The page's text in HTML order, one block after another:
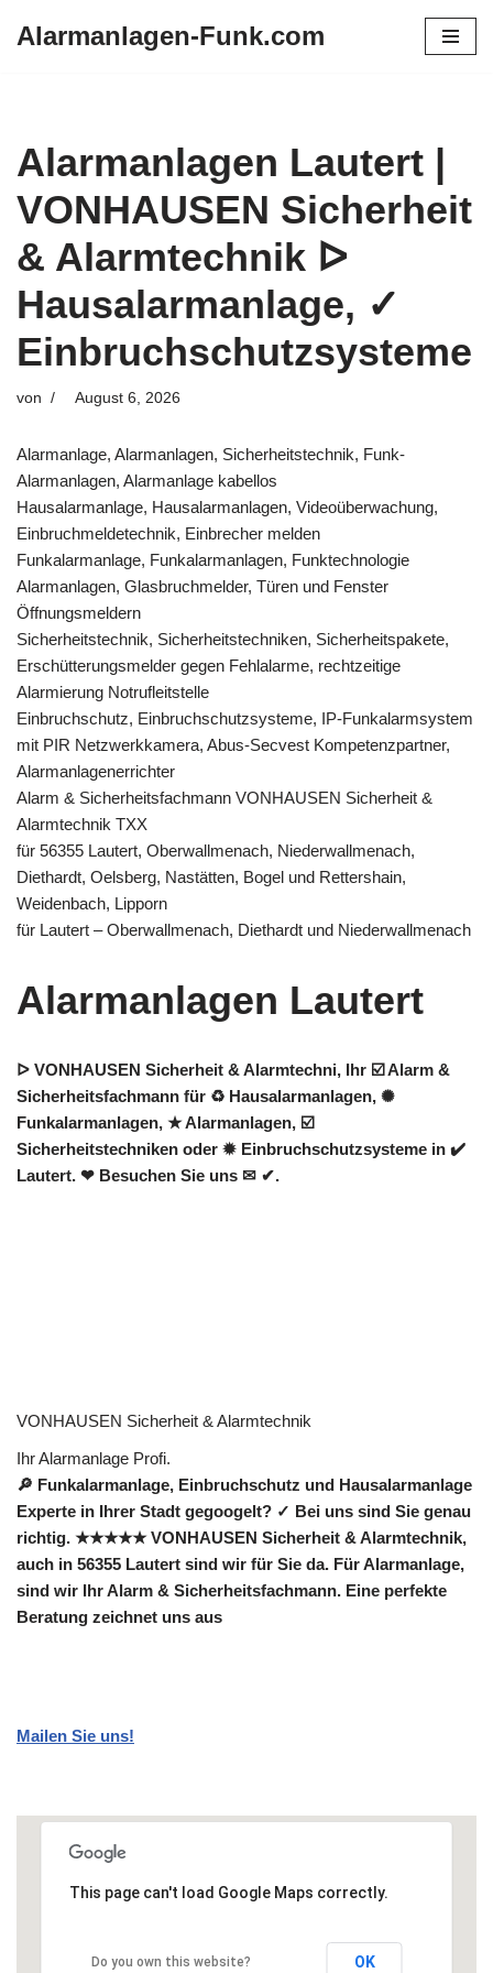
Alarmanlagen-Funk.com
Alarmanlagen Lautert |
VONHAUSEN Sicherheit
& Alarmtechnik ᐅ
Hausalarmanlage, ✓
Einbruchschutzsysteme
von August 6, 2026
Alarmanlage, Alarmanlagen, Sicherheitstechnik, Funk-
Alarmanlagen, Alarmanlage kabellos
Hausalarmanlage, Hausalarmanlagen, Videoüberwachung,
Einbruchmeldetechnik, Einbrecher melden
Funkalarmanlage, Funkalarmanlagen, Funktechnologie
Alarmanlagen, Glasbruchmelder, Türen und Fenster
Öffnungsmeldern
Sicherheitstechnik, Sicherheitstechniken, Sicherheitspakete,
Erschütterungsmelder gegen Fehlalarme, rechtzeitige
Alarmierung Notrufleitstelle
Einbruchschutz, Einbruchschutzsysteme, IP-Funkalarmsystem
mit PIR Netzwerkkamera, Abus-Secvest Kompetenzpartner,
Alarmanlagenerrichter
Alarm & Sicherheitsfachmann VONHAUSEN Sicherheit &
Alarmtechnik TXX
für 56355 Lautert, Oberwallmenach, Niederwallmenach,
Diethardt, Oelsberg, Nastätten, Bogel und Rettershain,
Weidenbach, Lipporn
für Lautert – Oberwallmenach, Diethardt und Niederwallmenach
Alarmanlagen Lautert
ᐅ VONHAUSEN Sicherheit & Alarmtechni, Ihr ☑️ Alarm &
Sicherheitsfachmann für ♻ Hausalarmanlagen, ✺
Funkalarmanlagen, ★ Alarmanlagen, ☑️
Sicherheitstechniken oder ✹ Einbruchschutzsysteme in ✔️
Lautert. ❤ Besuchen Sie uns ✉ ✔.
VONHAUSEN Sicherheit & Alarmtechnik
Ihr Alarmanlage Profi.
🔎 Funkalarmanlage, Einbruchschutz und Hausalarmanlage
Experte in Ihrer Stadt gegoogelt? ✓ Bei uns sind Sie genau
richtig. ★★★★★ VONHAUSEN Sicherheit & Alarmtechnik,
auch in 56355 Lautert sind wir für Sie da. Für Alarmanlage,
sind wir Ihr Alarm & Sicherheitsfachmann. Eine perfekte
Beratung zeichnet uns aus
Mailen Sie uns!
This page can't load Google Maps correctly.
Do you own this website? OK